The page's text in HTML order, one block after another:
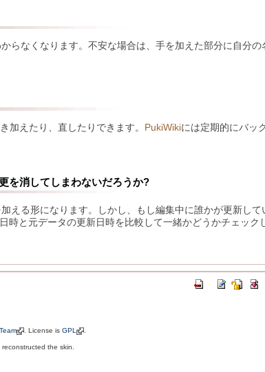
らなくなります。不安な場合は、手を加えた部分に自分
加えたり、直したりできます。 PukiWikiには定期的にバッ
を消してしまわないだろうか?
える形になります。しかし、もし編集中に誰かが更新し
時と元データの更新日時を比較して一緒かどうかチェッ
. License is GPL
reconstructed the skin.